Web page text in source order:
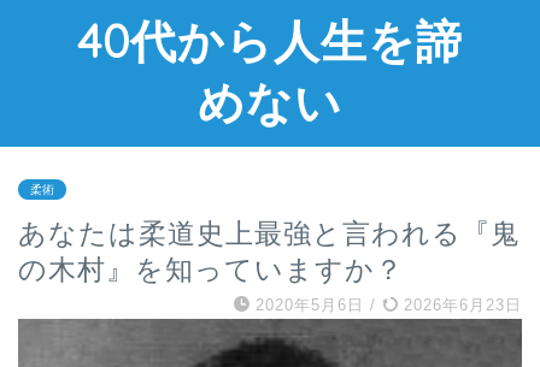
40代から人生を諦
めない
柔術
あなたは柔道史上最強と言われる『鬼
の木村』を知っていますか？
2020年5月6日 / 2026年6月23日